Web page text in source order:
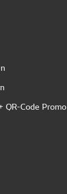
QR-Code Promo